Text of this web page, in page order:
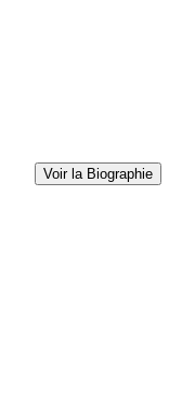
Voir la Biographie